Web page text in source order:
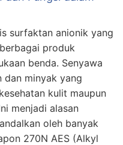
surfaktan anionik yang
produk
benda. Senyawa
dan minyak yang
kulit maupun
menjadi alasan
oleh banyak
270N AES (Alkyl